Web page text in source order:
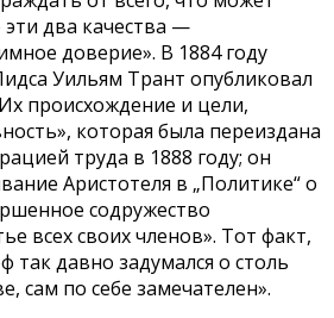
два качества —
доверие». В 1884 году
Уильям Трант опубликовал
происхождение и цели,
которая была переиздана
труда в 1888 году; он
Аристотеля в „Политике“ о
содружество
всех своих членов». Тот факт,
так давно задумался о столь
сам по себе замечателен».